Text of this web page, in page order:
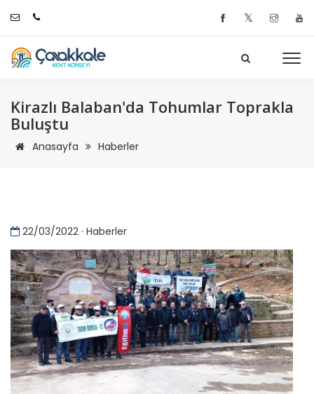
𝕏
Kirazlı Balaban'da Tohumlar Toprakla
Buluştu
Anasayfa Haberler
22/03/2022 · Haberler